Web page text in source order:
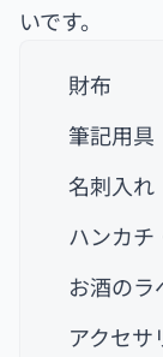
いです。
財布
筆記用具
名刺入れ
ハンカチ
お酒のラ
アクセサ